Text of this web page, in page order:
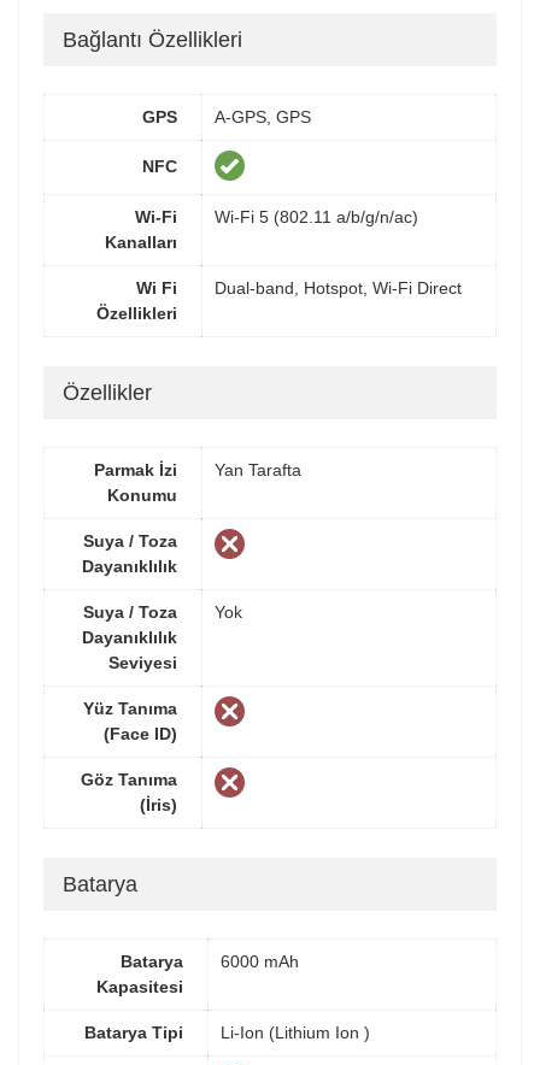
Bağlantı Özellikleri
GPS A-GPS, GPS
NFC
Wi-Fi
Kanalları
Wi-Fi 5 (802.11 a/b/g/n/ac)
Wi Fi
Özellikleri
Dual-band, Hotspot, Wi-Fi Direct
Özellikler
Parmak İzi
Konumu
Yan Tarafta
Suya / Toza
Dayanıklılık
Suya / Toza
Dayanıklılık
Seviyesi
Yok
Yüz Tanıma
(Face ID)
Göz Tanıma
(İris)
Batarya
Batarya
Kapasitesi
6000 mAh
Batarya Tipi Li-Ion (Lithium Ion )